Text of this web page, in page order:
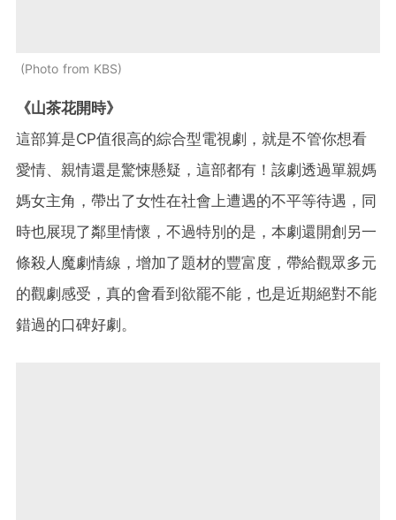
Photo from KBS
《山茶花開時》
這部算是CP值很高的綜合型電視劇，就是不管你想看
愛情、親情還是驚悚懸疑，這部都有！該劇透過單親媽
媽女主角，帶出了女性在社會上遭遇的不平等待遇，同
時也展現了鄰里情懷，不過特別的是，本劇還開創另一
條殺人魔劇情線，增加了題材的豐富度，帶給觀眾多元
的觀劇感受，真的會看到欲罷不能，也是近期絕對不能
錯過的口碑好劇。